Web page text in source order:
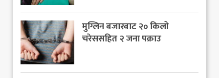
मुग्लिन बजारबाट २० किलो
चरेससहित २ जना पक्राउ